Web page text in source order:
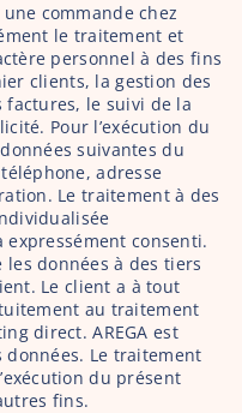
commande chez
le traitement et
personnel à des fins
clients, la gestion des
factures, le suivi de la
Pour l’exécution du
suivantes du
adresse
Le traitement à des
consenti.
les données à des tiers
Le client a à tout
au traitement
direct. AREGA est
Le traitement
du présent
fins.